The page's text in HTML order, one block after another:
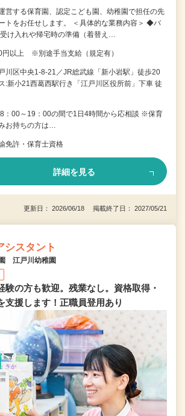
営する保育園、認定こども園、幼稚園で担任の先
トをお任せします。 ＜具体的な業務内容＞ ◆バ
け入れや帰宅時の準備（着替え…
円以上 ※別途手当支給（規定有）
川区中央1-8-21／JR総武線「新小岩駅」徒歩20
:新小21西葛西駅行き「江戸川区役所前」下車 徒
8：00～19：00の間で1日4時間から応相談 ※保育
お持ちの方は…
免許・保育士資格
詳細を見る
更新日： 2026/06/18 掲載終了日： 2027/05/21
シスタント
江戸川幼稚園
験の方も歓迎。残業なし。資格取得・
支援します！正職員登用あり